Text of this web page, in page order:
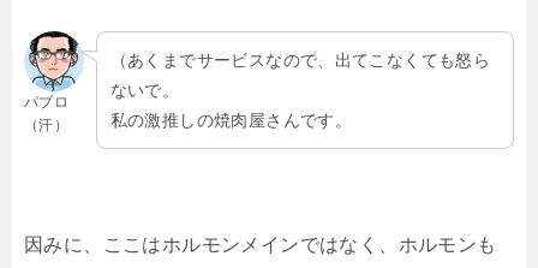
パブロ
（汗）
（あくまでサービスなので、出てこなくても怒ら
ないで。
私の激推しの焼肉屋さんです。
因みに、ここはホルモンメインではなく、ホルモンも